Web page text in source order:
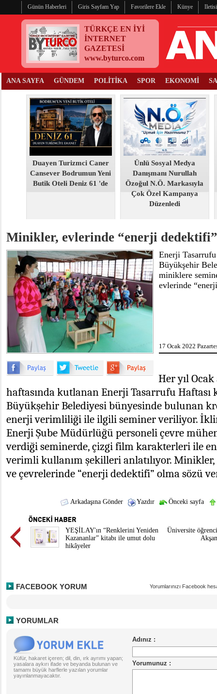
Günün Haberleri Giris Sayfam Yap Favorilere Ekle Künye
TÜRKÇE EN İYİ
İNTERNET
GAZETESİ
www.byturco.com
ANA SAYFA GÜNDEM POLİTİKA SPOR EKONOMİ
Duayen Turizmci Caner
Cansever Bodrumun Yeni
Butik Oteli Deniz 61 'de
Ünlü Sosyal Medya
Danışmanı Nurullah
Özoğul N.Ö. Markasıyla
Çok Özel Kampanya
Düzenledi
Minikler, evlerinde “enerji
Enerji
Büyükşehir
miniklere
evlerinde
17 Ocak 2022
Her yıl
haftasında kutlanan Enerji Tasarrufu Haftası
Büyükşehir Belediyesi bünyesinde bulunan
enerji verimliliği ile ilgili seminer veriliyor.
Enerji Şube Müdürlüğü personeli çevre
verdiği seminerde, çizgi film karakterleri ile
verimli kullanım şekilleri anlatılıyor.
ve çevrelerinde “enerji dedektifi” olma sözü
Arkadaşına Gönder Yazdır Önceki sayfa
YEŞİLAY'ın “Renklerini Yeniden
Kazananlar” kitabı ile umut dolu
hikâyeler
Üniversite
FACEBOOK YORUM Yorumlarınızı Facebook
YORUMLAR
Küfür, hakaret içeren; dil, din, ırk ayrımı yapan;
yasalara aykırı ifade ve beyanda bulunan ve
tamamı büyük harflerle yazılan yorumlar
yayınlanmayacaktır.